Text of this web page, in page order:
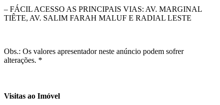
– FÁCIL ACESSO AS PRINCIPAIS VIAS: AV. MARGINAL
TIÊTE, AV. SALIM FARAH MALUF E RADIAL LESTE
Obs.: Os valores apresentador neste anúncio podem sofrer
alterações. *
Visitas ao Imóvel